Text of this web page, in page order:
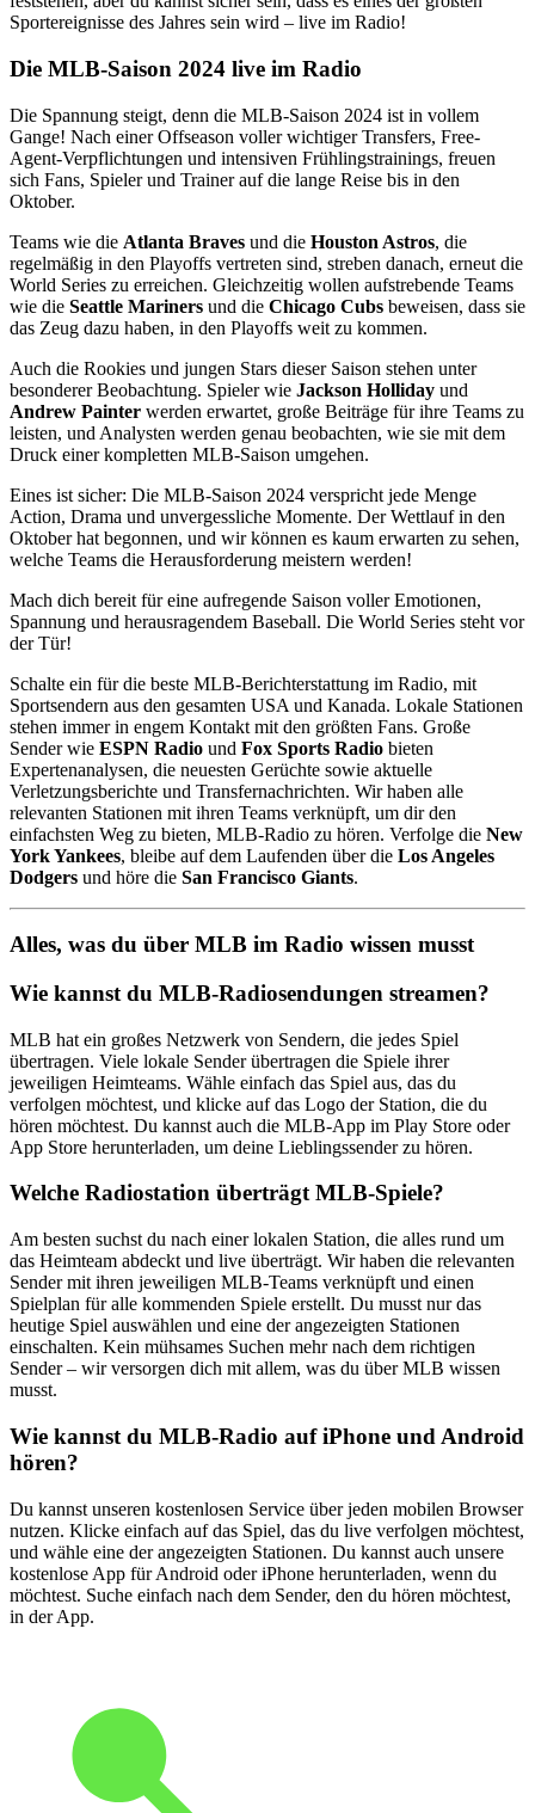
Sportereignisse des Jahres sein wird – live im Radio!
Die MLB-Saison 2024 live im Radio
Die Spannung steigt, denn die MLB-Saison 2024 ist in vollem
Gange! Nach einer Offseason voller wichtiger Transfers, Free-
Agent-Verpflichtungen und intensiven Frühlingstrainings, freuen
sich Fans, Spieler und Trainer auf die lange Reise bis in den
Oktober.
Teams wie die Atlanta Braves und die Houston Astros, die
regelmäßig in den Playoffs vertreten sind, streben danach, erneut die
World Series zu erreichen. Gleichzeitig wollen aufstrebende Teams
wie die Seattle Mariners und die Chicago Cubs beweisen, dass sie
das Zeug dazu haben, in den Playoffs weit zu kommen.
Auch die Rookies und jungen Stars dieser Saison stehen unter
besonderer Beobachtung. Spieler wie Jackson Holliday und
Andrew Painter werden erwartet, große Beiträge für ihre Teams zu
leisten, und Analysten werden genau beobachten, wie sie mit dem
Druck einer kompletten MLB-Saison umgehen.
Eines ist sicher: Die MLB-Saison 2024 verspricht jede Menge
Action, Drama und unvergessliche Momente. Der Wettlauf in den
Oktober hat begonnen, und wir können es kaum erwarten zu sehen,
welche Teams die Herausforderung meistern werden!
Mach dich bereit für eine aufregende Saison voller Emotionen,
Spannung und herausragendem Baseball. Die World Series steht vor
der Tür!
Schalte ein für die beste MLB-Berichterstattung im Radio, mit
Sportsendern aus den gesamten USA und Kanada. Lokale Stationen
stehen immer in engem Kontakt mit den größten Fans. Große
Sender wie ESPN Radio und Fox Sports Radio bieten
Expertenanalysen, die neuesten Gerüchte sowie aktuelle
Verletzungsberichte und Transfernachrichten. Wir haben alle
relevanten Stationen mit ihren Teams verknüpft, um dir den
einfachsten Weg zu bieten, MLB-Radio zu hören. Verfolge die New
York Yankees, bleibe auf dem Laufenden über die Los Angeles
Dodgers und höre die San Francisco Giants.
Alles, was du über MLB im Radio wissen musst
Wie kannst du MLB-Radiosendungen streamen?
MLB hat ein großes Netzwerk von Sendern, die jedes Spiel
übertragen. Viele lokale Sender übertragen die Spiele ihrer
jeweiligen Heimteams. Wähle einfach das Spiel aus, das du
verfolgen möchtest, und klicke auf das Logo der Station, die du
hören möchtest. Du kannst auch die MLB-App im Play Store oder
App Store herunterladen, um deine Lieblingssender zu hören.
Welche Radiostation überträgt MLB-Spiele?
Am besten suchst du nach einer lokalen Station, die alles rund um
das Heimteam abdeckt und live überträgt. Wir haben die relevanten
Sender mit ihren jeweiligen MLB-Teams verknüpft und einen
Spielplan für alle kommenden Spiele erstellt. Du musst nur das
heutige Spiel auswählen und eine der angezeigten Stationen
einschalten. Kein mühsames Suchen mehr nach dem richtigen
Sender – wir versorgen dich mit allem, was du über MLB wissen
musst.
Wie kannst du MLB-Radio auf iPhone und Android
hören?
Du kannst unseren kostenlosen Service über jeden mobilen Browser
nutzen. Klicke einfach auf das Spiel, das du live verfolgen möchtest,
und wähle eine der angezeigten Stationen. Du kannst auch unsere
kostenlose App für Android oder iPhone herunterladen, wenn du
möchtest. Suche einfach nach dem Sender, den du hören möchtest,
in der App.